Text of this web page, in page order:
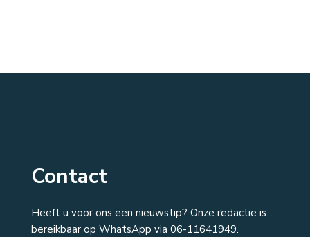
Contact
Heeft u voor ons een nieuwstip? Onze redactie is
bereikbaar op WhatsApp via 06-11641949.